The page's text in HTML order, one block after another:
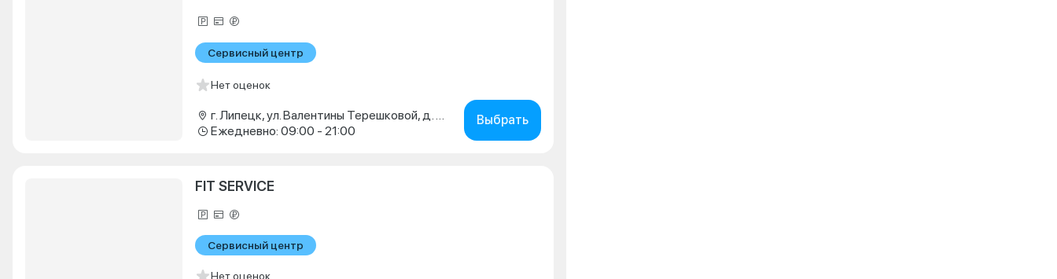
Сервисный центр
Нет оценок
Ежедневно: 09:00 - 21:00
Выбрать
FIT SERVICE
Сервисный центр
Нет оценок